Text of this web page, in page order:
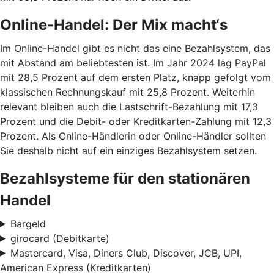
Online-Handel: Der Mix macht‘s
Im Online-Handel gibt es nicht das eine Bezahlsystem, das
mit Abstand am beliebtesten ist. Im Jahr 2024 lag PayPal
mit 28,5 Prozent auf dem ersten Platz, knapp gefolgt vom
klassischen Rechnungskauf mit 25,8 Prozent. Weiterhin
relevant bleiben auch die Lastschrift-Bezahlung mit 17,3
Prozent und die Debit- oder Kreditkarten-Zahlung mit 12,3
Prozent. Als Online-Händlerin oder Online-Händler sollten
Sie deshalb nicht auf ein einziges Bezahlsystem setzen.
Bezahlsysteme für den stationären
Handel
Bargeld
girocard (Debitkarte)
Mastercard, Visa, Diners Club, Discover, JCB, UPI,
American Express (Kreditkarten)